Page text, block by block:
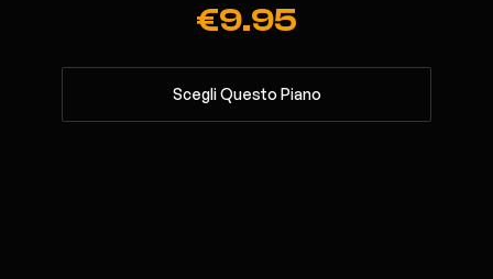
€9.95
Scegli Questo Piano